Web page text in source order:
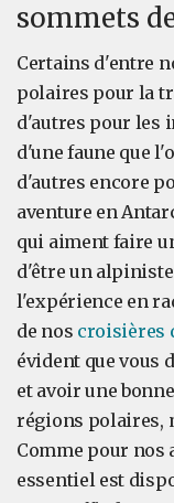
sommets
Certains d'entre
polaires pour la
d'autres pour les
d'une faune que
d'autres encore
aventure en
qui aiment faire
d'être un
l'expérience en
de nos croisières
évident que vous
et avoir une
régions polaires,
Comme pour nos
essentiel est